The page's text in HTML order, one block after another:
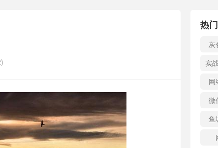
热
灰
实
网
微
鱼